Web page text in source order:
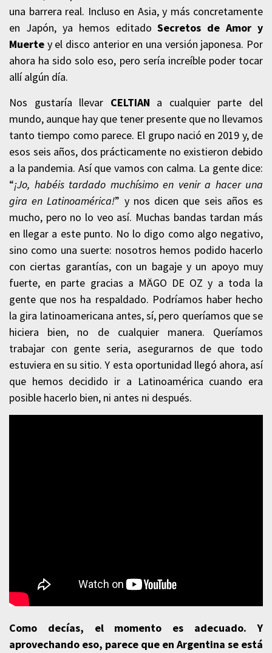
una barrera real. Incluso en Asia, y más concretamente
en Japón, ya hemos editadoSecretos de Amor y
Muerte y el disco anterior en una versión japonesa. Por
ahora ha sido solo eso, pero sería increíble poder tocar
allí algún día.
Nos gustaría llevar CELTIAN a cualquier parte del
mundo, aunque hay que tener presente que no llevamos
tanto tiempo como parece. El grupo nació en 2019 y, de
esos seis años, dos prácticamente no existieron debido
a la pandemia. Así que vamos con calma. La gente dice:
“¡Jo, habéis tardado muchísimo en venir a hacer una
gira en Latinoamérica!” y nos dicen que seis años es
mucho, pero no lo veo así. Muchas bandas tardan más
en llegar a este punto. No lo digo como algo negativo,
sino como una suerte: nosotros hemos podido hacerlo
con ciertas garantías, con un bagaje y un apoyo muy
fuerte, en parte gracias a MÄGO DE OZ y a toda la
gente que nos ha respaldado. Podríamos haber hecho
la gira latinoamericana antes, sí, pero queríamos que se
hiciera bien, no de cualquier manera. Queríamos
trabajar con gente seria, asegurarnos de que todo
estuviera en su sitio. Y esta oportunidad llegó ahora, así
que hemos decidido ir a Latinoamérica cuando era
posible hacerlo bien, ni antes ni después.
Como decías, el momento es adecuado. Y
aprovechando eso, parece que en Argentina se está